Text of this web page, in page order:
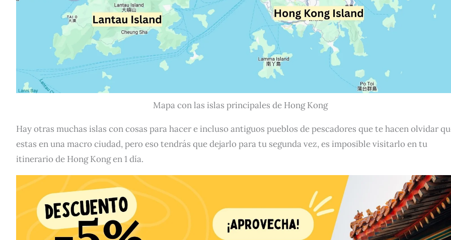
Mapa con las islas principales de Hong Kong
Hay otras muchas islas con cosas para hacer e incluso antiguos pueblos de pescadores que te hacen olvidar
estas en una macro ciudad, pero eso tendrás que dejarlo para tu segunda vez, es imposible visitarlo en tu
itinerario de Hong Kong en 1 día.